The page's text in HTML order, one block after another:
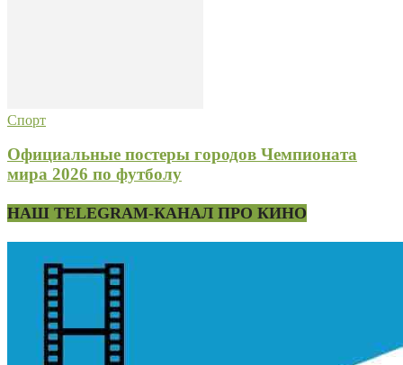
Спорт
Официальные постеры городов Чемпионата
мира 2026 по футболу
НАШ TELEGRAM-КАНАЛ ПРО КИНО